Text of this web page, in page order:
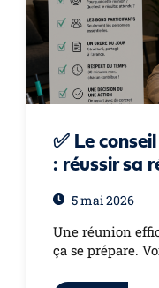
✅ Le
: réussir sa
5 mai 2026
Une réunion
ça se prépare.